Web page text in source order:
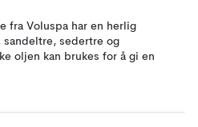
fra Voluspa har en herlig
sandeltre, sedertre og
oljen kan brukes for å gi en